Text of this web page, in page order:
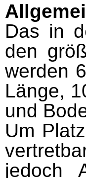
Das in
den
werden
Länge,
und
Um
jedoch